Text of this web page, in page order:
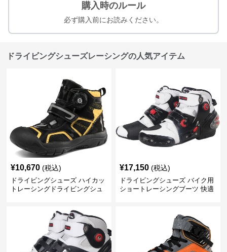
購入時のルール
必ず購入前にお読みください。
ドライビングシューズレーシングの人気アイテム
¥10,670 (税込)
ドライビングシューズ ハイカッ
トレーシングドライビングシュ
¥17,150 (税込)
ドライビングシューズ バイク用
ショートレーシングブーツ 快適